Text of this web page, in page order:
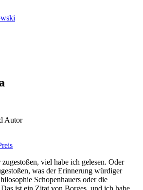
Autor
viel habe ich gelesen. Oder
was der Erinnerung würdiger
Schopenhauers oder die
ist ein Zitat von Borges, und ich habe